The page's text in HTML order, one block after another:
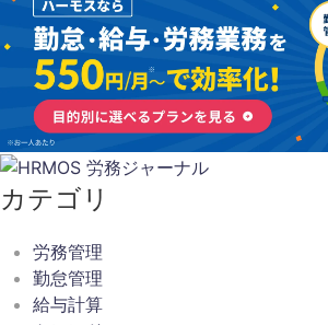
カテゴリ
労務管理
勤怠管理
給与計算